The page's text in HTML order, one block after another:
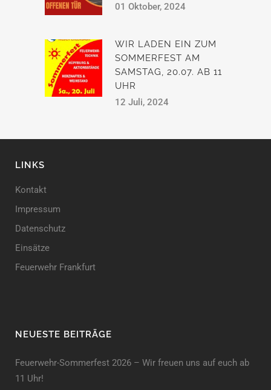
01 Oktober, 2024
WIR LADEN EIN ZUM
SOMMERFEST AM
SAMSTAG, 20.07. AB 11
UHR
12 Juli, 2024
LINKS
Kontakt
Impressum
Datenschutz
Einsätze
Feuerwehr Frankfurt
NEUESTE BEITRÄGE
Feuerwehr-Sommerfest 2026 – Wir freuen uns auf euch ab
11 Uhr!